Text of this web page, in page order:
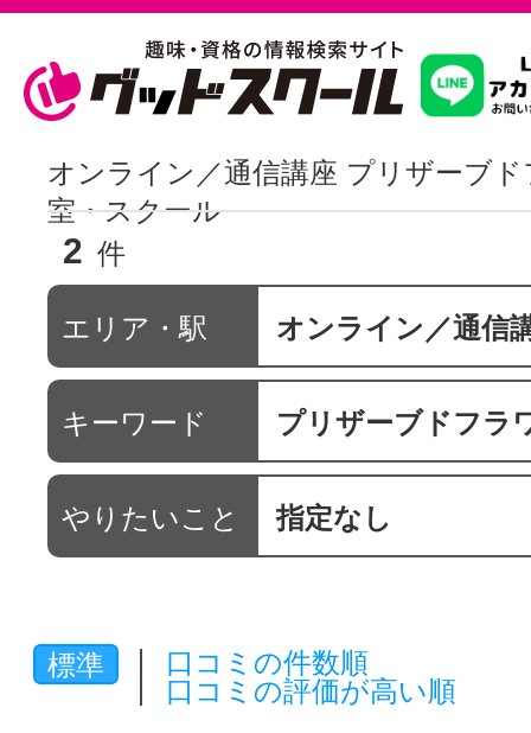
習いたいこ
駅・路線か
通信講座を
やりたいこ
オンライン／通信講座 プリザーブ
室・スクール
2 件
エリア・駅 オンライン／通信
キーワード プリザーブドフラ
やりたいこと 指定なし
標準
口コミの件数順
口コミの評価が高い順